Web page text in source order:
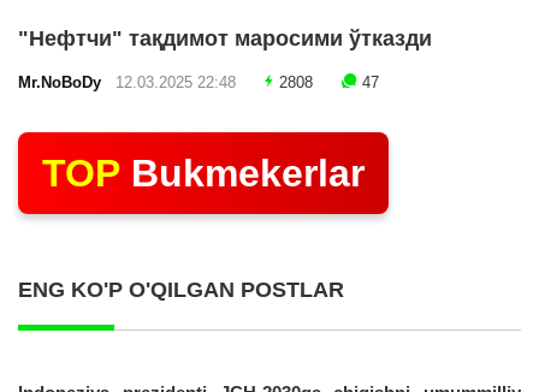
"Нефтчи" тақдимот маросими ўтказди
Mr.NoBoDy 12.03.2025 22:48 2808 47
TOP Bukmekerlar
ENG KO'P O'QILGAN POSTLAR